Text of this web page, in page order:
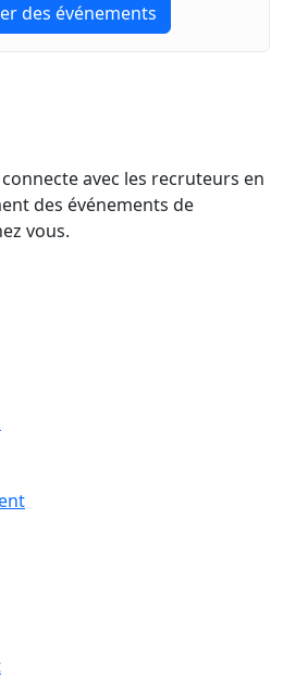
des événements
avec les recruteurs en
des événements de
vous.